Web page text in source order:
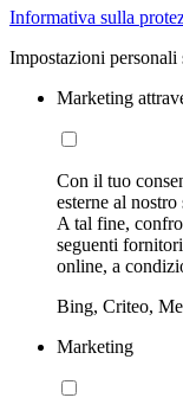
Informativa sulla
Impostazioni
Marketing
Con il tuo
esterne al
A tal fine,
seguenti
online, a
Bing, Criteo,
Marketing